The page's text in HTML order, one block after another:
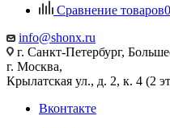
Сравнение товаров0
info@shonx.ru
г. Санкт-Петербург,
г. Москва,
Крылатская ул., д. 2, к. 4 (2
Вконтакте